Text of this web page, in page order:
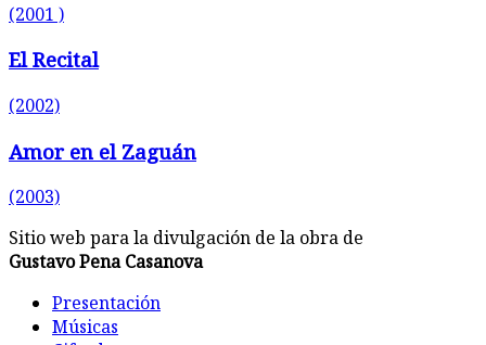
(2001 )
El Recital
(2002)
Amor en el Zaguán
(2003)
Sitio web para la divulgación de la obra de
Gustavo Pena Casanova
Presentación
Músicas